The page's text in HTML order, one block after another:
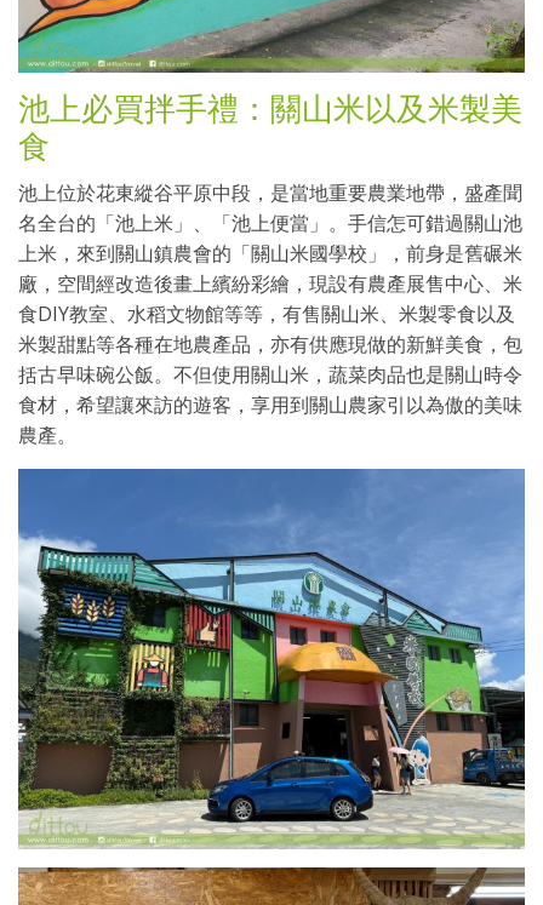
池上必買拌手禮：關山米以及米製美
食
池上位於花東縱谷平原中段，是當地重要農業地帶，盛產聞
名全台的「池上米」、「池上便當」。手信怎可錯過關山池
上米，來到關山鎮農會的「關山米國學校」，前身是舊碾米
廠，空間經改造後畫上繽紛彩繪，現設有農產展售中心、米
食DIY教室、水稻文物館等等，有售關山米、米製零食以及
米製甜點等各種在地農產品，亦有供應現做的新鮮美食，包
括古早味碗公飯。不但使用關山米，蔬菜肉品也是關山時令
食材，希望讓來訪的遊客，享用到關山農家引以為傲的美味
農產。